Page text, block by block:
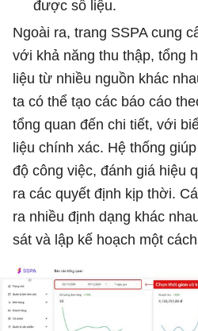
được số liệu.
Ngoài ra, trang SSPA cung
với khả năng thu thập, tổng
liệu từ nhiều nguồn khác
ta có thể tạo các báo cáo
tổng quan đến chi tiết, với
liệu chính xác. Hệ thống
độ công việc, đánh giá hiệu
ra các quyết định kịp thời.
ra nhiều định dạng khác
sát và lập kế hoạch một